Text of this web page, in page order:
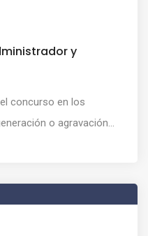
y
concurso en los
o agravación...